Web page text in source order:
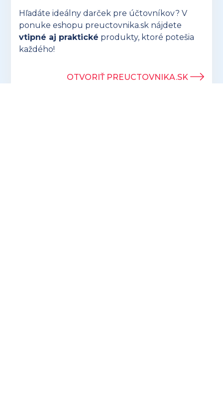
Hľadáte ideálny darček pre účtovníkov? V
ponuke eshopu preuctovnika.sk nájdete
vtipné aj praktické produkty, ktoré potešia
každého!
OTVORIŤ PREUCTOVNIKA.SK